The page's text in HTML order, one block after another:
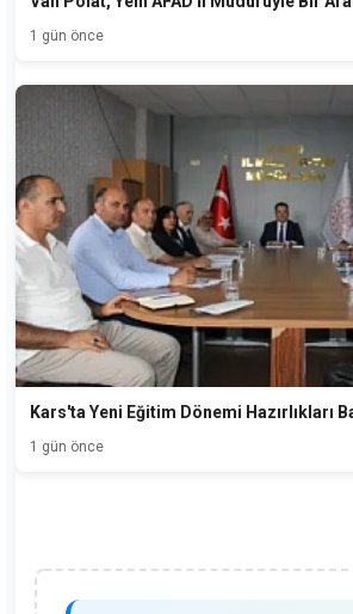
1 gün önce
Kars'ta Yeni Eğitim Dönemi Hazırlıkları
1 gün önce